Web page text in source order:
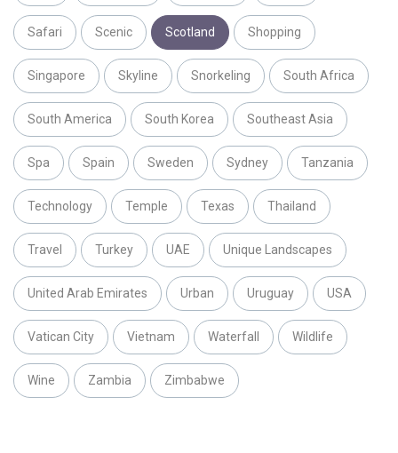
Safari Scenic Scotland Shopping
Singapore Skyline Snorkeling South Africa
South America South Korea Southeast Asia
Spa Spain Sweden Sydney Tanzania
Technology Temple Texas Thailand
Travel Turkey UAE Unique Landscapes
United Arab Emirates Urban Uruguay USA
Vatican City Vietnam Waterfall Wildlife
Wine Zambia Zimbabwe